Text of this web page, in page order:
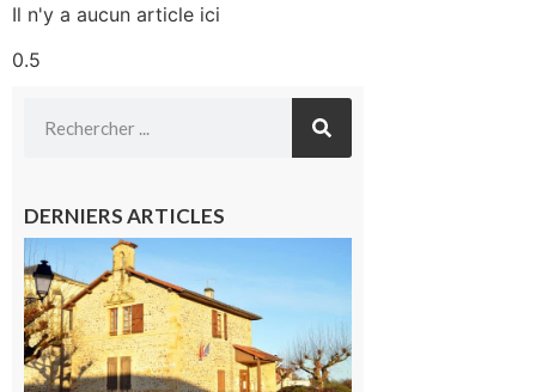
Il n'y a aucun article ici
DERNIERS ARTICLES